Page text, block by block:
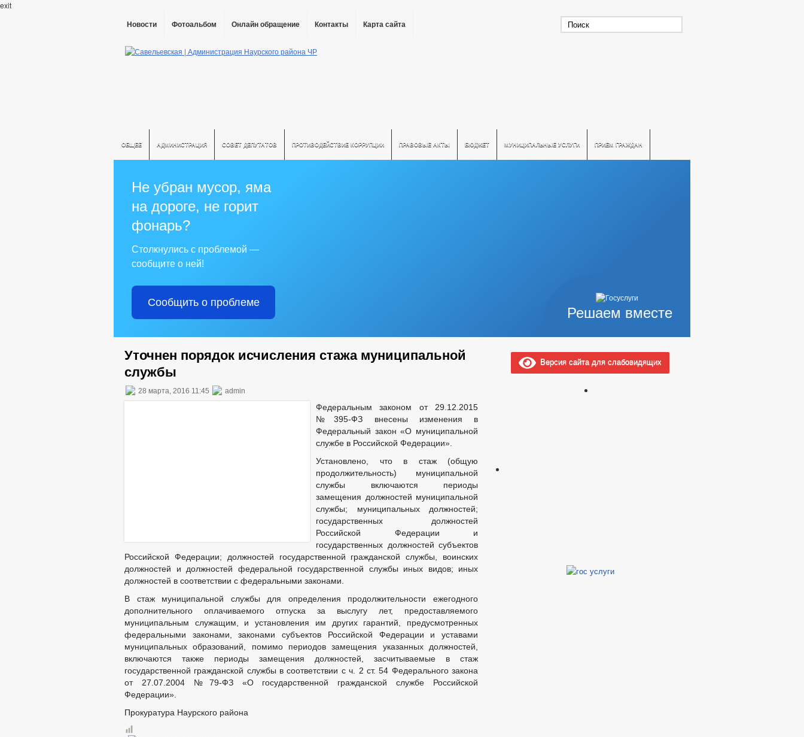
exit
Новости Фотоальбом Онлайн обращение Контакты Карта сайта
ОБЩЕЕ АДМИНИСТРАЦИЯ СОВЕТ ДЕПУТАТОВ ПРОТИВОДЕЙСТВИЕ КОРРУПЦИИ ПРАВОВЫЕ АКТЫ БЮДЖЕТ МУНИЦИПАЛЬНЫЕ УСЛУГИ ПРИЕМ ГРАЖДАН
Решаем вместе
Не убран мусор, яма
на дороге, не горит
фонарь?
Столкнулись с проблемой —
сообщите о ней!
Сообщить о проблеме
Уточнен порядок исчисления стажа муниципальной
службы
28 марта, 2016 11:45 admin
Федеральным законом от 29.12.2015
№395-ФЗ внесены изменения в
Федеральный закон «О муниципальной
службе в Российской Федерации».
Установлено, что в стаж (общую
продолжительность) муниципальной
службы включаются периоды
замещения должностей муниципальной
службы; муниципальных должностей;
государственных должностей
Российской Федерации и
государственных должностей субъектов
Российской Федерации; должностей государственной гражданской службы, воинских
должностей и должностей федеральной государственной службы иных видов; иных
должностей в соответствии с федеральными законами.
В стаж муниципальной службы для определения продолжительности ежегодного
дополнительного оплачиваемого отпуска за выслугу лет, предоставляемого
муниципальным служащим, и установления им других гарантий, предусмотренных
федеральными законами, законами субъектов Российской Федерации и уставами
муниципальных образований, помимо периодов замещения указанных должностей,
включаются также периоды замещения должностей, засчитываемые в стаж
государственной гражданской службы в соответствии с ч. 2 ст. 54 Федерального закона
от 27.07.2004 №79-ФЗ «О государственной гражданской службе Российской
Федерации».
Прокуратура Наурского района
Версия сайта для слабовидящих